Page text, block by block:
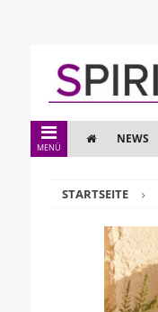
MENÜ
NEWS
STARTSEITE